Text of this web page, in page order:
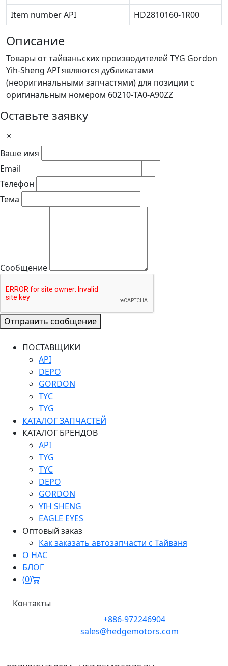
Item number API
HD2810160-1R00
Описание
Товары от тайваньских производителей TYG Gordon
Yih-Sheng API являются дубликатами
(неоригинальными запчастями) для позиции с
оригинальным номером 60210-TA0-A90ZZ
Оставьте заявку
×
Ваше имя
Email
Телефон
Тема
Сообщение
Отправить сообщение
ПОСТАВЩИКИ
API
DEPO
GORDON
TYC
TYG
КАТАЛОГ ЗАПЧАСТЕЙ
КАТАЛОГ БРЕНДОВ
API
TYG
TYC
DEPO
GORDON
YIH SHENG
EAGLE EYES
Оптовый заказ
Как заказать автозапчасти с Тайваня
О НАС
БЛОГ
(0)
Контакты
+886-972246904
sales@hedgemotors.com